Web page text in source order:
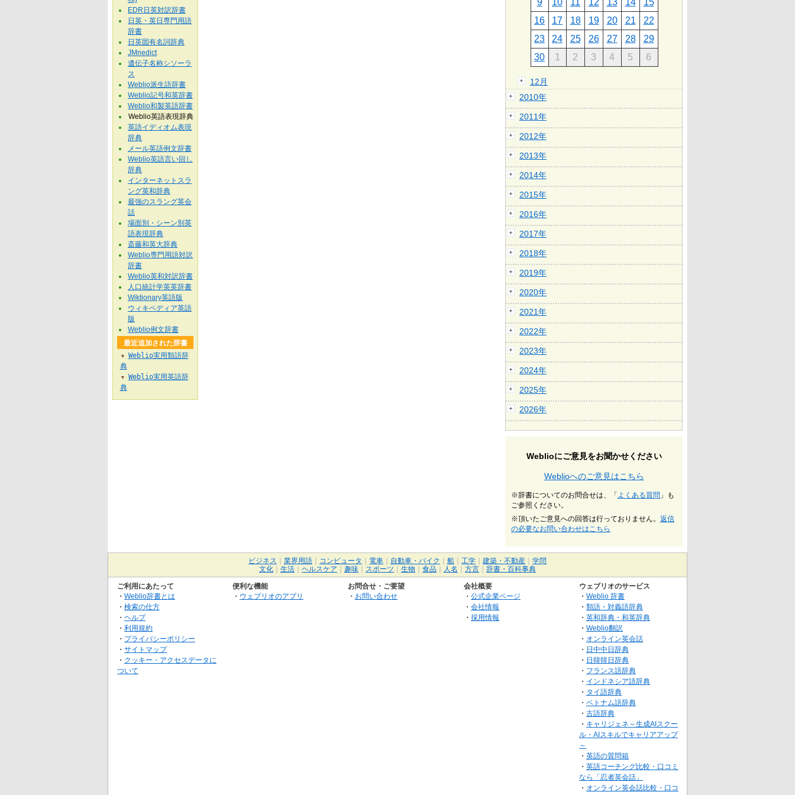
EDR日英対訳辞書
日英・英日専門用語
辞書
日英固有名詞辞典
JMnedict
遺伝子名称シソーラ
ス
Weblio派生語辞書
Weblio記号和英辞書
Weblio和製英語辞書
Weblio英語表現辞典
英語イディオム表現
辞典
メール英語例文辞書
Weblio英語言い回し
辞典
インターネットスラ
ング英和辞典
最強のスラング英会
話
場面別・シーン別英
語表現辞典
斎藤和英大辞典
Weblio専門用語対訳
辞書
Weblio英和対訳辞書
人口統計学英英辞書
Wiktionary英語版
ウィキペディア英語
版
Weblio例文辞書
最近追加された辞書
▼
Weblio実用類語辞
典
▼
Weblio実用英語辞
典
9 10 11 12 13 14
15
16
17 18 19 20 21
22
23
24 25 26 27 28
29
30
1 2 3 4 5 6
12月
2010年
2011年
2012年
2013年
2014年
2015年
2016年
2017年
2018年
2019年
2020年
2021年
2022年
2023年
2024年
2025年
2026年
Weblioにご意見をお聞かせください
Weblioへのご意見はこちら
※辞書についてのお問合せは、「 よくある質問 」も
ご参照ください。
※頂いたご意見への回答は行っておりません。 返信
の必要なお問い合わせはこちら
ビジネス 業界用語 コンピュータ 電車 自動車・バイク 船 工学 建築・不動産
学問
文化
生活 ヘルスケア 趣味 スポーツ 生物 食品 人名 方言 辞書・百科事典
ご利用にあたって
・ Weblio辞書とは
・ 検索の仕方
・ ヘルプ
・ 利用規約
・ プライバシーポリシー
・ サイトマップ
・ クッキー・アクセスデータに
ついて
便利な機能
・ ウェブリオのアプリ
お問合せ・ご要望
・ お問い合わせ
会社概要
・ 公式企業ページ
・ 会社情報
・ 採用情報
ウェブリオのサービス
・ Weblio 辞書
・ 類語・対義語辞典
・ 英和辞典・和英辞典
・ Weblio翻訳
・ オンライン英会話
・ 日中中日辞典
・ 日韓韓日辞典
・ フランス語辞典
・ インドネシア語辞典
・ タイ語辞典
・ ベトナム語辞典
・ 古語辞典
・ キャリジェネ～生成AIスクー
ル・AIスキルでキャリアアップ
～
・ 英語の質問箱
・ 英語コーチング比較・口コミ
なら「忍者英会話」
・ オンライン英会話比較・口コ